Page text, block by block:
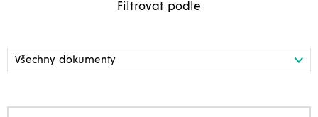
Filtrovat podle